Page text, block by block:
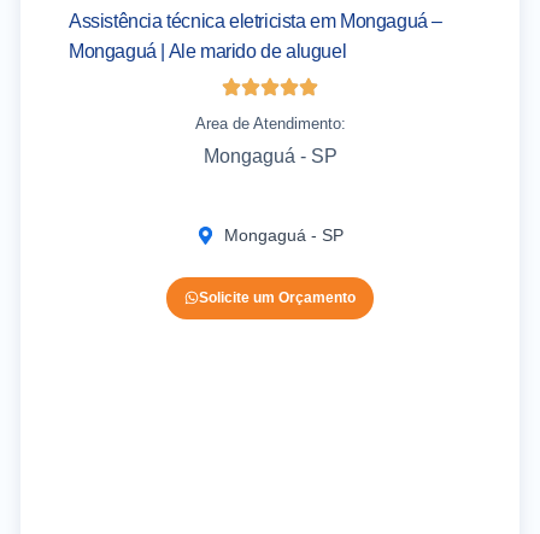
Assistência técnica eletricista em Mongaguá –
Mongaguá | Ale marido de aluguel
Area de Atendimento:
Mongaguá - SP
Mongaguá - SP
Solicite um Orçamento